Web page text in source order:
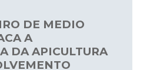
DE MEDIO
A
DA APICULTURA